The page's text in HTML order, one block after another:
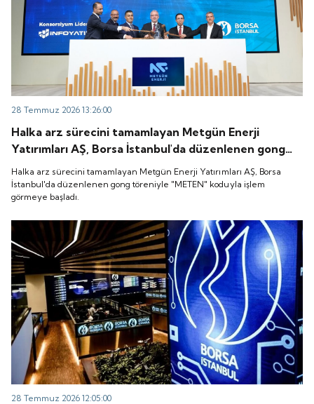
28 Temmuz 2026 13:26:00
Halka arz sürecini tamamlayan Metgün Enerji
Yatırımları AŞ, Borsa İstanbul'da düzenlenen gong
töreniyle "METEN" koduyla işlem görmeye başladı.
Halka arz sürecini tamamlayan Metgün Enerji Yatırımları AŞ, Borsa
İstanbul'da düzenlenen gong töreniyle "METEN" koduyla işlem
görmeye başladı.
28 Temmuz 2026 12:05:00